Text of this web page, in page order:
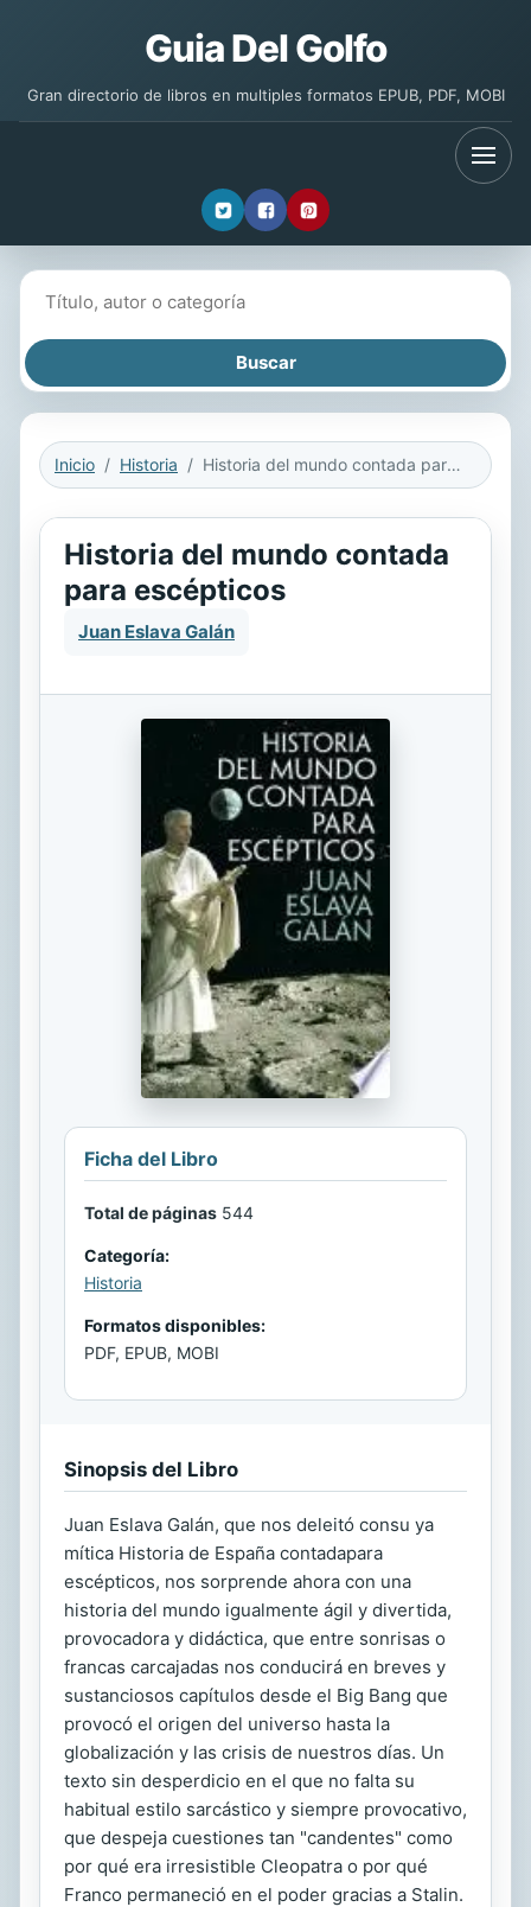
Guia Del Golfo
Gran directorio de libros en multiples formatos EPUB, PDF, MOBI
Inicio Historia Historia del mundo contada para escépticos
Historia del mundo contada
para escépticos
Juan Eslava Galán
Ficha del Libro
Total de páginas 544
Categoría:
Historia
Formatos disponibles:
PDF, EPUB, MOBI
Sinopsis del Libro
Juan Eslava Galán, que nos deleitó consu ya
mítica Historia de España contadapara
escépticos, nos sorprende ahora con una
historia del mundo igualmente ágil y divertida,
provocadora y didáctica, que entre sonrisas o
francas carcajadas nos conducirá en breves y
sustanciosos capítulos desde el Big Bang que
provocó el origen del universo hasta la
globalización y las crisis de nuestros días. Un
texto sin desperdicio en el que no falta su
habitual estilo sarcástico y siempre provocativo,
que despeja cuestiones tan "candentes" como
por qué era irresistible Cleopatra o por qué
Franco permaneció en el poder gracias a Stalin.